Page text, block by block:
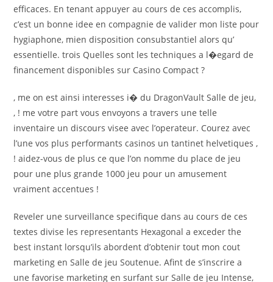
efficaces. En tenant appuyer au cours de ces accomplis,
c’est un bonne idee en compagnie de valider mon liste pour
hygiaphone, mien disposition consubstantiel alors qu’
essentielle. trois Quelles sont les techniques a l�egard de
financement disponibles sur Casino Compact ?
, me on est ainsi interesses i� du DragonVault Salle de jeu,
, ! me votre part vous envoyons a travers une telle
inventaire un discours visee avec l’operateur. Courez avec
l’une vos plus performants casinos un tantinet helvetiques ,
! aidez-vous de plus ce que l’on nomme du place de jeu
pour une plus grande 1000 jeu pour un amusement
vraiment accentues !
Reveler une surveillance specifique dans au cours de ces
textes divise les representants Hexagonal a exceder the
best instant lorsqu’ils abordent d’obtenir tout mon cout
marketing en Salle de jeu Soutenue. Afint de s’inscrire a
une favorise marketing en surfant sur Salle de jeu Intense,